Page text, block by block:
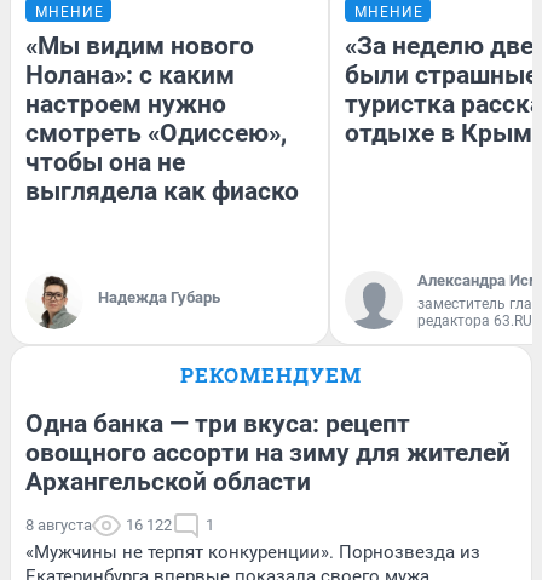
МНЕНИЕ
«Мы видим нового
Нолана»: с каким
настроем нужно
смотреть «Одиссею»,
чтобы она не
выглядела как фиаско
Надежда Губарь
МНЕНИЕ
«За неделю две
были
туристка
отдыхе в
Александра
заместитель
редактора 63.RU
РЕКОМЕНДУЕМ
Одна банка — три вкуса: рецепт
овощного ассорти на зиму для жителей
Архангельской области
8 августа 16 122 1
«Мужчины не терпят конкуренции». Порнозвезда из